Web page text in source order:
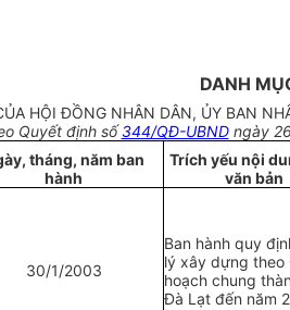
DANH
HỘI ĐỒNG NHÂN DÂN, ỦY BAN
Quyết định số344/QĐ-UBNDngày
tháng, năm ban
hành
Trích yếu nội
văn bản
30/1/2003
Ban hành quy
lý xây dựng theo
hoạch chung
Đà Lạt đến năm